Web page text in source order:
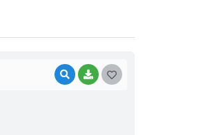
VISUALIZAR
BAIXAR